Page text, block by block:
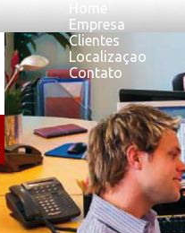
Home
Empresa
Clientes
Localizaçao
Contato